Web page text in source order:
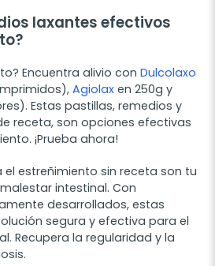
laxantes efectivos
Encuentra alivio con Dulcolaxo
Agiolax en 250g y
Estas pastillas, remedios y
receta, son opciones efectivas
¡Prueba ahora!
estreñimiento sin receta son tu
intestinal. Con
desarrollados, estas
segura y efectiva para el
Recupera la regularidad y la